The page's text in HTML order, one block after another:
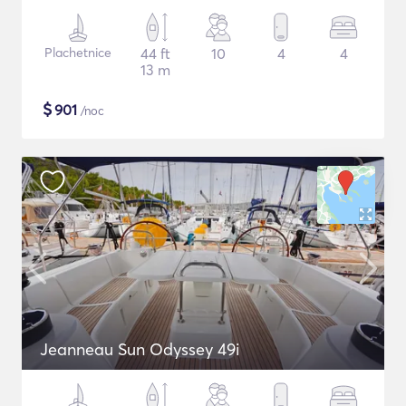
Plachetnice
44 ft
13 m
10 4 4
$901 /noc
Jeanneau Sun Odyssey 49i